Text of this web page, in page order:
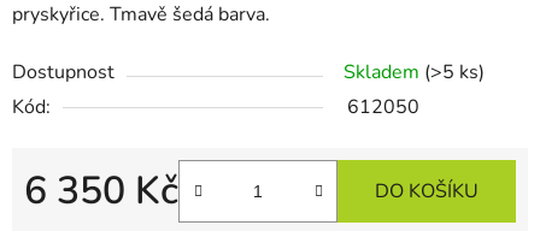
pryskyřice. Tmavě šedá barva.
Dostupnost Skladem (>5 ks)
Kód:
612050
6 350 Kč DO KOŠÍKU